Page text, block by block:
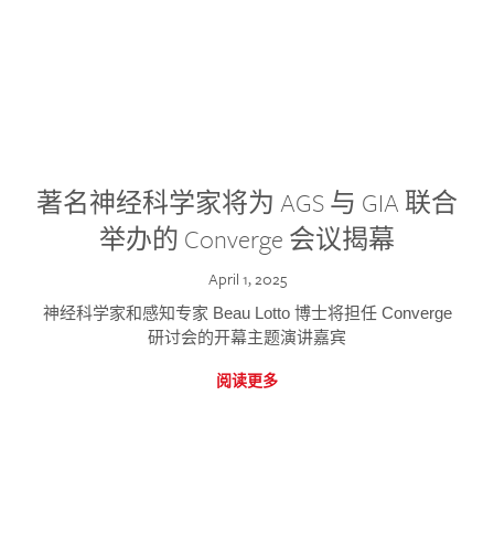
著名神经科学家将为 AGS 与 GIA 联合
举办的 Converge 会议揭幕
April 1, 2025
神经科学家和感知专家 Beau Lotto 博士将担任 Converge
研讨会的开幕主题演讲嘉宾
阅读更多